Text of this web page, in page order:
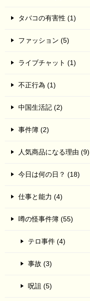
タバコの有害性 (1)
ファッション (5)
ライブチャット (1)
不正行為 (1)
中国生活記 (2)
事件簿 (2)
人気商品になる理由 (9)
今日は何の日？ (18)
仕事と能力 (4)
噂の怪事件簿 (55)
テロ事件 (4)
事故 (3)
呪詛 (5)